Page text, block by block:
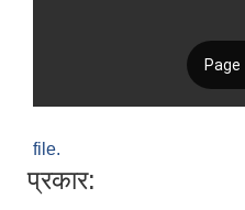
file.
प्रकार: